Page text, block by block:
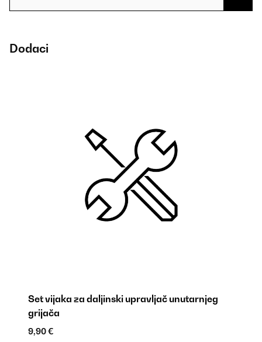
Dodaci
Set vijaka za daljinski upravljač unutarnjeg
grijača
9,90 €